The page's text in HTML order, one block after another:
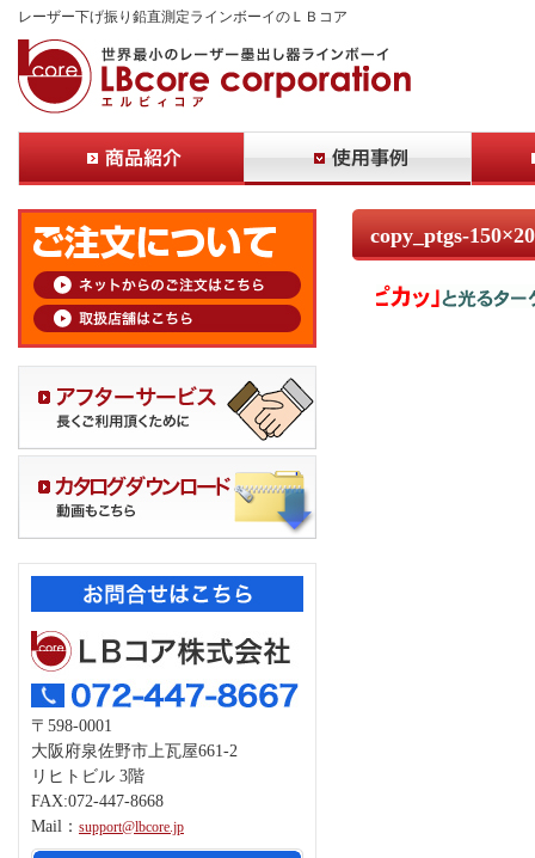
レーザー下げ振り鉛直測定ラインボーイのＬＢコア
copy_ptgs-150×20
〒598-0001
大阪府泉佐野市上瓦屋661-2
リヒトビル 3階
FAX:072-447-8668
Mail： support@lbcore.jp